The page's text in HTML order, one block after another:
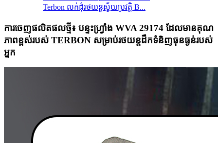
Terbon លក់ដុំរថយន្តស្វ័យប្រវត្តិ B...
ការចេញផលិតផលថ្មី៖ បន្ទះហ្វ្រាំង WVA 29174 ដែលមានគុណ
ភាពខ្ពស់របស់ TERBON សម្រាប់រថយន្តដឹកទំនិញធុនធ្ងន់របស់
អ្នក